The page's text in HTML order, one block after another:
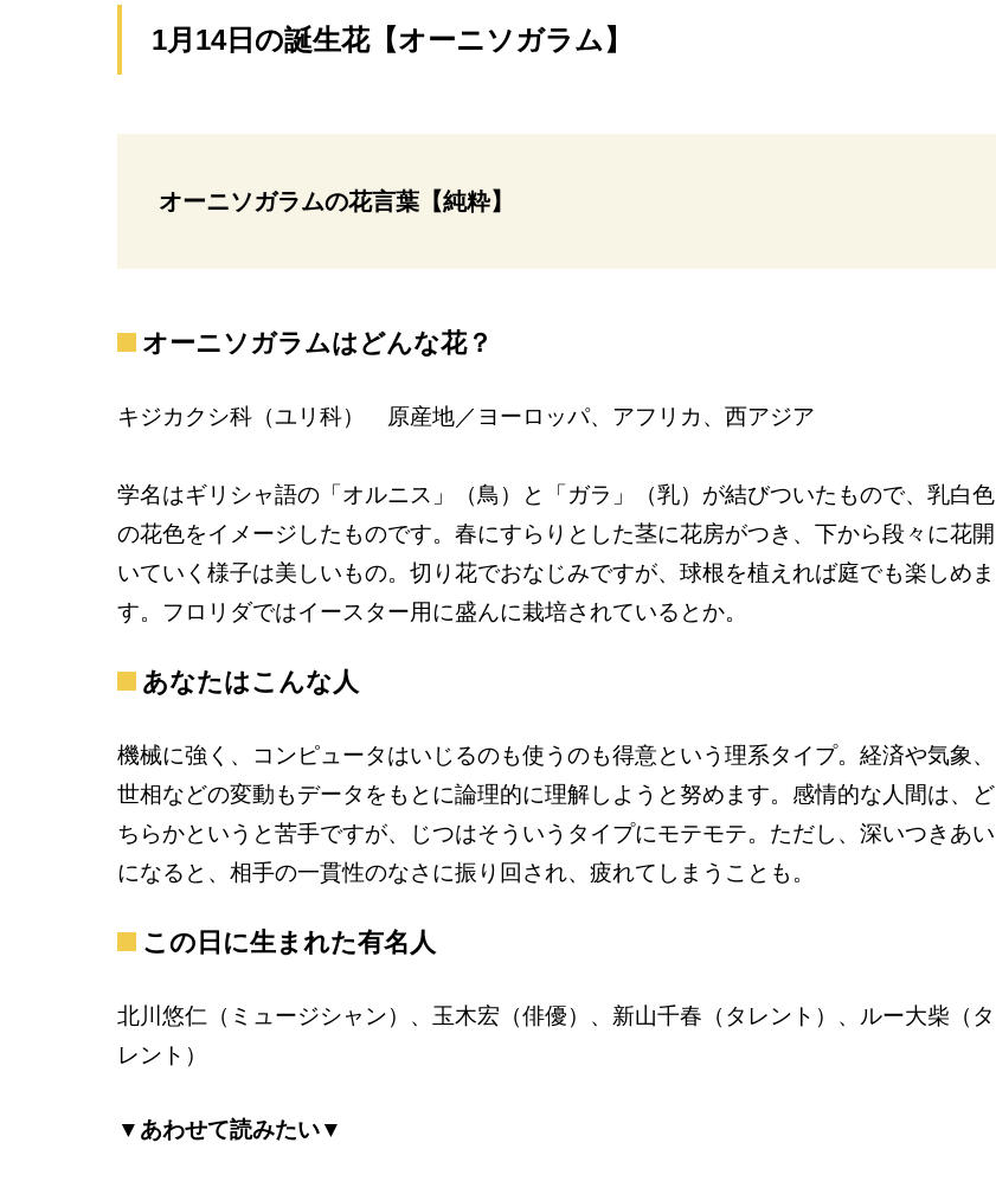
1月14日の誕生花【オーニソガラム】
オーニソガラムの花言葉【純粋】
オーニソガラムはどんな花？
キジカクシ科（ユリ科） 原産地／ヨーロッパ、アフリカ、西アジア
学名はギリシャ語の「オルニス」（鳥）と「ガラ」（乳）が結びついたもので、乳白色
の花色をイメージしたものです。春にすらりとした茎に花房がつき、下から段々に花開
いていく様子は美しいもの。切り花でおなじみですが、球根を植えれば庭でも楽しめま
す。フロリダではイースター用に盛んに栽培されているとか。
あなたはこんな人
機械に強く、コンピュータはいじるのも使うのも得意という理系タイプ。経済や気象、
世相などの変動もデータをもとに論理的に理解しようと努めます。感情的な人間は、ど
ちらかというと苦手ですが、じつはそういうタイプにモテモテ。ただし、深いつきあい
になると、相手の一貫性のなさに振り回され、疲れてしまうことも。
この日に生まれた有名人
北川悠仁（ミュージシャン）、玉木宏（俳優）、新山千春（タレント）、ルー大柴（タ
レント）
▼あわせて読みたい▼